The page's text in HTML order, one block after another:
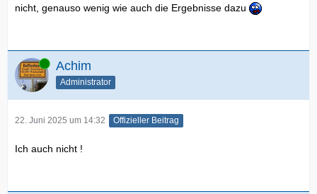
nicht, genauso wenig wie auch die Ergebnisse dazu
Online Achim
Administrator
22. Juni 2025 um 14:32 Offizieller Beitrag
Ich auch nicht !